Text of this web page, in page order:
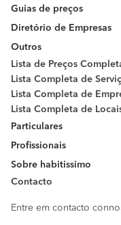
Guias de preços
Diretório de Empresas
Outros
Lista de Preços
Lista Completa de
Lista Completa de
Lista Completa de
Particulares
Profissionais
Sobre habitissimo
Contacto
Entre em contacto